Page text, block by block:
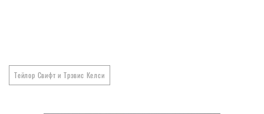
Тейлор Свифт и Трэвис Келси